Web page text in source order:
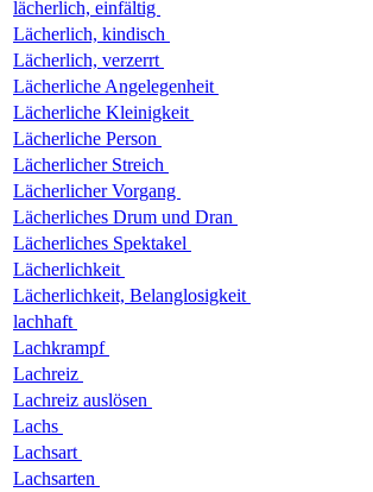
lächerlich, einfältig
Lächerlich, kindisch
Lächerlich, verzerrt
Lächerliche Angelegenheit
Lächerliche Kleinigkeit
Lächerliche Person
Lächerlicher Streich
Lächerlicher Vorgang
Lächerliches Drum und Dran
Lächerliches Spektakel
Lächerlichkeit
Lächerlichkeit, Belanglosigkeit
lachhaft
Lachkrampf
Lachreiz
Lachreiz auslösen
Lachs
Lachsart
Lachsarten